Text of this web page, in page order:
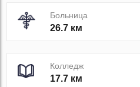
Больница
26.7 км
Колледж
17.7 км